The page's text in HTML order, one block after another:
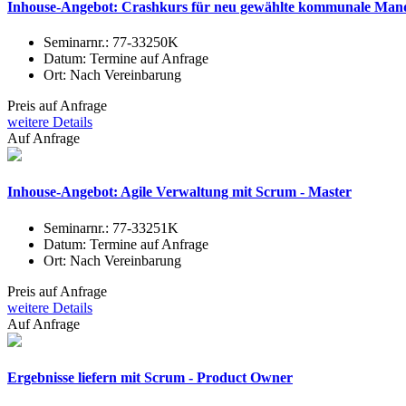
Inhouse-Angebot: Crashkurs für neu gewählte kommunale
Seminarnr.: 77-33250K
Datum: Termine auf Anfrage
Ort: Nach Vereinbarung
Preis auf Anfrage
weitere Details
Auf Anfrage
Inhouse-Angebot: Agile Verwaltung mit Scrum - Master
Seminarnr.: 77-33251K
Datum: Termine auf Anfrage
Ort: Nach Vereinbarung
Preis auf Anfrage
weitere Details
Auf Anfrage
Ergebnisse liefern mit Scrum - Product Owner